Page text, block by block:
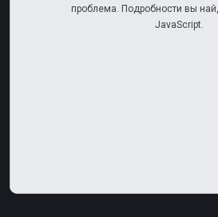
проблема. Подробности вы
JavaScript.